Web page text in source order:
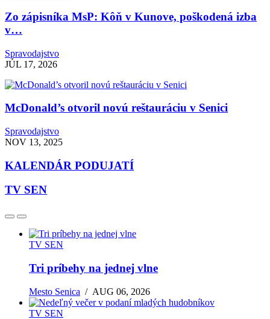
Zo zápisníka MsP: Kôň v Kunove, poškodená izba
v…
Spravodajstvo
JÚL 17, 2026
McDonald’s otvoril novú reštauráciu v Senici
Spravodajstvo
NOV 13, 2025
KALENDÁR PODUJATÍ
TV SEN
TV SEN
Tri príbehy na jednej vlne
Mesto Senica /AUG 06, 2026
TV SEN